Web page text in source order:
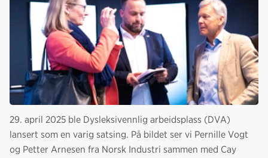
29. april 2025 ble Dysleksivennlig arbeidsplass (DVA)
lansert som en varig satsing. På bildet ser vi Pernille Vogt
og Petter Arnesen fra Norsk Industri sammen med Cay